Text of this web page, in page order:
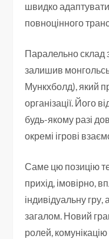
швидко
повноцінного
Паралельно склад
залишив
Мункхболд), який
організації. Його
будь-якому разі
окремі ігрові
Саме цю позицію
прихід, імовірно,
індивідуальну гру,
загалом. Новий
ролей,